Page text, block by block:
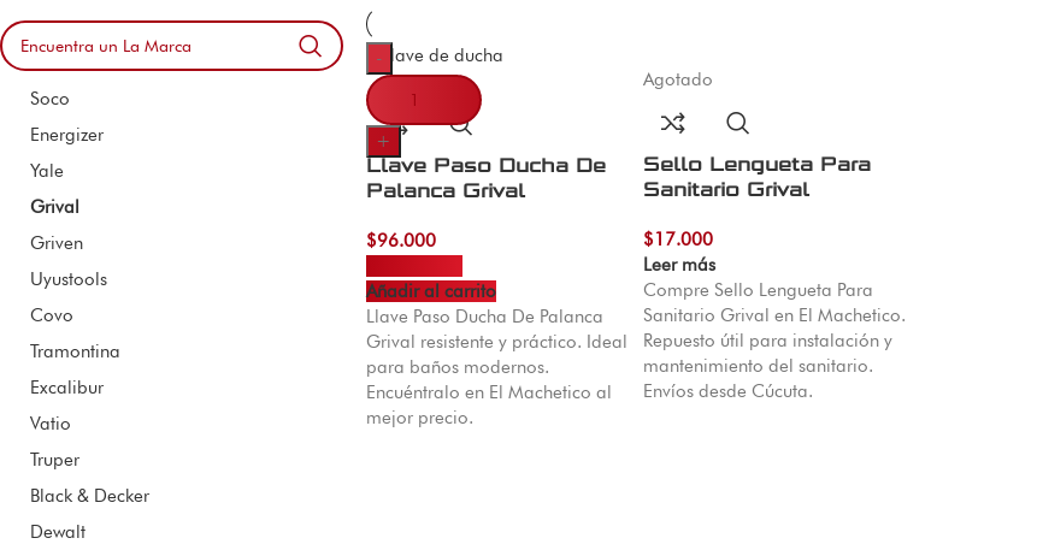
Soco
Energizer
Yale
Grival
Griven
Uyustools
Covo
Tramontina
Excalibur
Vatio
Truper
Black & Decker
Dewalt
Llave Paso Ducha De
Palanca Grival
$96.000
-
+
Añadir al carrito
Llave Paso Ducha De Palanca
Grival resistente y práctico. Ideal
para baños modernos.
Encuéntralo en El Machetico al
mejor precio.
Agotado
Sello Lengueta Para
Sanitario Grival
$17.000
Leer más
Compre Sello Lengueta Para
Sanitario Grival en El Machetico.
Repuesto útil para instalación y
mantenimiento del sanitario.
Envíos desde Cúcuta.